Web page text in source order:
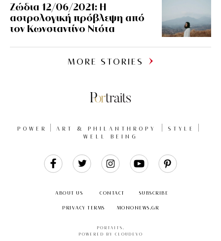
Ζώδια 12/06/2021: Η
αστρολογική πρόβλεψη από
τον Κωνσταντίνο Ντότα
MORE STORIES
POWER ART & PHILANTHROPY
STYLE
WELL BEING
ABOUT US CONTACT SUBSCRIBE
PRIVACY TERMS MONONEWS.GR
PORTAITS .
POWERED BY CLOUDEVO